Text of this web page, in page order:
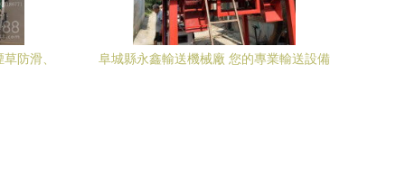
防滑、
阜城縣永鑫輸送機械廠 您的專業輸送設備